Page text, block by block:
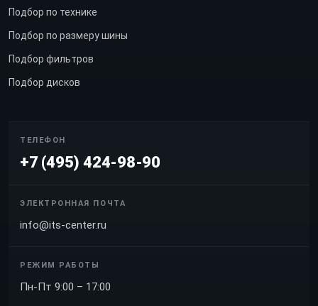
Подбор по технике
Подбор по размеру шины
Подбор фильтров
Подбор дисков
ТЕЛЕФОН
+7 (495) 424-98-90
ЭЛЕКТРОННАЯ ПОЧТА
info@its-center.ru
РЕЖИМ РАБОТЫ
Пн-Пт 9:00 – 17:00